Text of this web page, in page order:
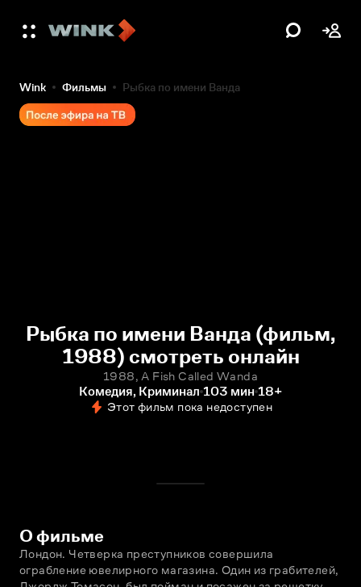
Wink Фильмы Рыбка по имени Ванда
Рыбка по имени Ванда (фильм,
1988) смотреть онлайн
1988, A Fish Called Wanda
Комедия, Криминал 103 мин 18+
Этот фильм пока недоступен
О фильме
Лондон. Четверка преступников совершила
ограбление ювелирного магазина. Один из грабителей,